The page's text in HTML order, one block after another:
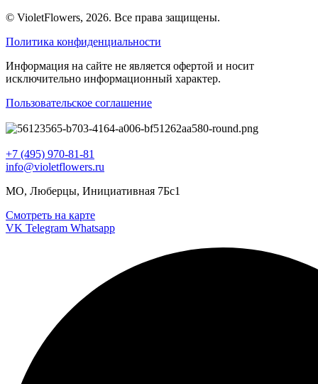
© VioletFlowers, 2026. Все права защищены.
Политика конфиденциальности
Информация на сайте не является офертой и носит
исключительно информационный характер.
Пользовательское соглашение
+7 (495) 970-81-81
info@violetflowers.ru
МО, Люберцы, Инициативная 7Бс1
Смотреть на карте
VK Telegram Whatsapp